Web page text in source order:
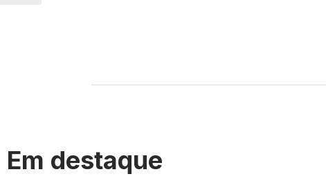
Em destaque